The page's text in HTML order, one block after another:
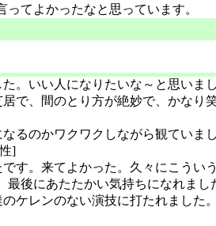
ってよかったなと思っています。
。いい人になりたいな～と思いま
居で、間のとり方が絶妙で、かな
るのかワクワクしながら観ていま
]
す。来てよかった。久々にこうい
最後にあたたかい気持ちになれまし
ケレンのない演技に打たれました